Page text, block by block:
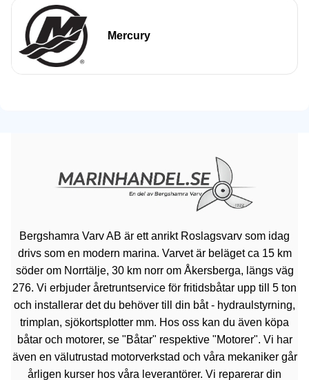
Mercury
Bergshamra Varv AB är ett anrikt Roslagsvarv som idag
drivs som en modern marina. Varvet är beläget ca 15 km
söder om Norrtälje, 30 km norr om Åkersberga, längs väg
276. Vi erbjuder åretruntservice för fritidsbåtar upp till 5 ton
och installerar det du behöver till din båt - hydraulstyrning,
trimplan, sjökortsplotter mm. Hos oss kan du även köpa
båtar och motorer, se "Båtar" respektive "Motorer". Vi har
även en välutrustad motorverkstad och våra mekaniker går
årligen kurser hos våra leverantörer. Vi reparerar din